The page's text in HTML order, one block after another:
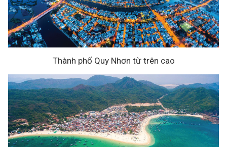
Thành phố Quy Nhơn từ trên cao